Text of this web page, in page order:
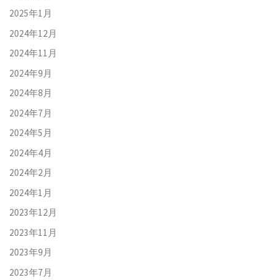
2025年1月
2024年12月
2024年11月
2024年9月
2024年8月
2024年7月
2024年5月
2024年4月
2024年2月
2024年1月
2023年12月
2023年11月
2023年9月
2023年7月